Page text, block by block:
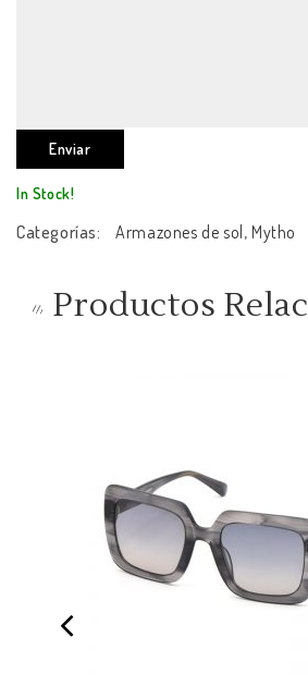
In Stock!
Categorías: Armazones de sol, Mytho
Productos